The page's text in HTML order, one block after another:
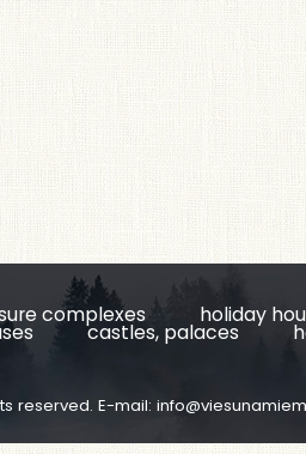
complexes holiday
castles, palaces
reserved. E-mail: